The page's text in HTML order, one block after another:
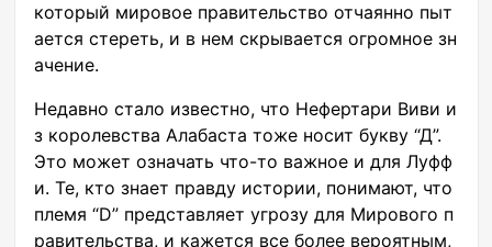
который мировое правительство отчаянно пыт
ается стереть, и в нем скрывается огромное зн
ачение.
Недавно стало известно, что Нефертари Виви и
з королевства Алабаста тоже носит букву “Д”.
Это может означать что-то важное и для Луфф
и. Те, кто знает правду истории, понимают, что
племя “D” представляет угрозу для Мирового п
равительства, и кажется все более вероятным,